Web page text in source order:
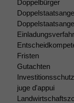
Doppelbürger
Fristen
Gutachten
juge d'appui